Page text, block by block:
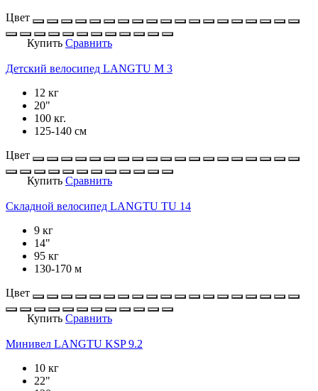
Цвет
Купить Сравнить
Детский велосипед LANGTU M 3
12 кг
20"
100 кг.
125-140 см
Цвет
Купить Сравнить
Складной велосипед LANGTU TU 14
9 кг
14"
95 кг
130-170 м
Цвет
Купить Сравнить
Минивел LANGTU KSP 9.2
10 кг
22"